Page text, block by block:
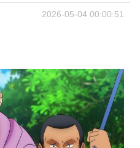
2026-05-04 00:00:51